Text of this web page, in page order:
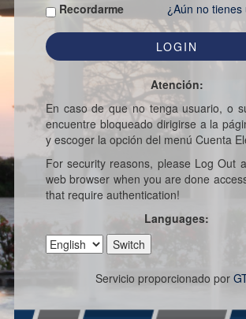
Recordarme ¿Aún no
Atención:
En caso de que no tenga usuario, o
encuentre bloqueado dirigirse a la
y escoger la opción del menú Cuenta
For security reasons, please Log Out
web browser when you are done
that require authentication!
Languages:
Servicio proporcionado por